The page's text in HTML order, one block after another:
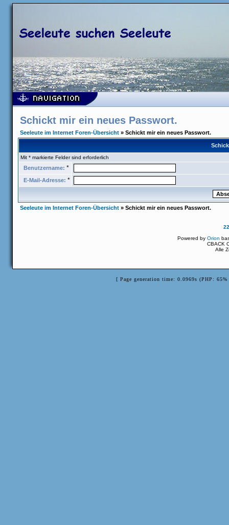
Schickt mir ein neues Passwort.
Seeleute im Internet Foren-Übersicht » Schickt mir ein neues Passwort.
Mit * markierte Felder sind erforderlich
Benutzername: *
E-Mail-Adresse: *
Seeleute im Internet Foren-Übersicht » Schickt mir ein neues Passwort.
Powered byOrion
CBACK
Alle
[ Page generation time: 0.0969s (PHP: